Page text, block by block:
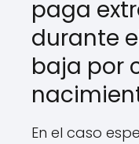
paga
durante
baja por
En el caso